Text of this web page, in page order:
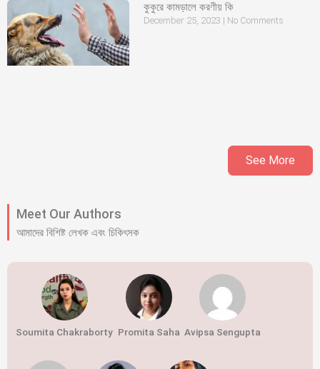
কুকুরে কামড়ালে করণীয় কি
December 25, 2023 No Comments
See More
Meet Our Authors
আমাদের বিশিষ্ট লেখক এবং চিকিৎসক
Soumita Chakraborty Promita Saha Avipsa Sengupta